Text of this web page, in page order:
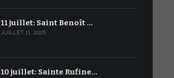
11 juillet: Saint Benoît …
JUILLET 11, 2026
10 juillet: Sainte Rufine…